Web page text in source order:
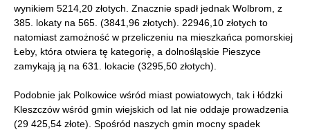
wynikiem 5214,20 złotych. Znacznie spadł jednak Wolbrom, z
385. lokaty na 565. (3841,96 złotych). 22946,10 złotych to
natomiast zamożność w przeliczeniu na mieszkańca pomorskiej
Łeby, która otwiera tę kategorię, a dolnośląskie Pieszyce
zamykają ją na 631. lokacie (3295,50 złotych).
Podobnie jak Polkowice wśród miast powiatowych, tak i łódzki
Kleszczów wśród gmin wiejskich od lat nie oddaje prowadzenia
(29 425,54 złote). Spośród naszych gmin mocny spadek